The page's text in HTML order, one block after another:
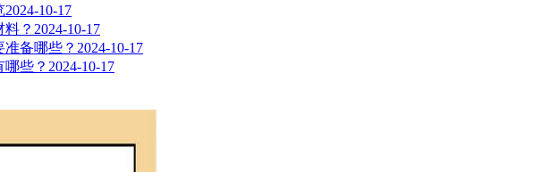
2024-10-17
？ 2024-10-17
准备哪些？ 2024-10-17
些？ 2024-10-17